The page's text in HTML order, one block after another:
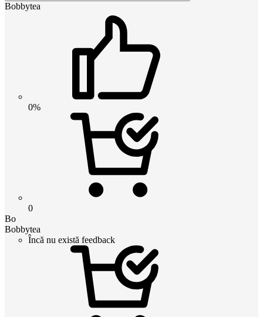
Bobbytea
0%
0
Bo
Bobbytea
Încă nu există feedback